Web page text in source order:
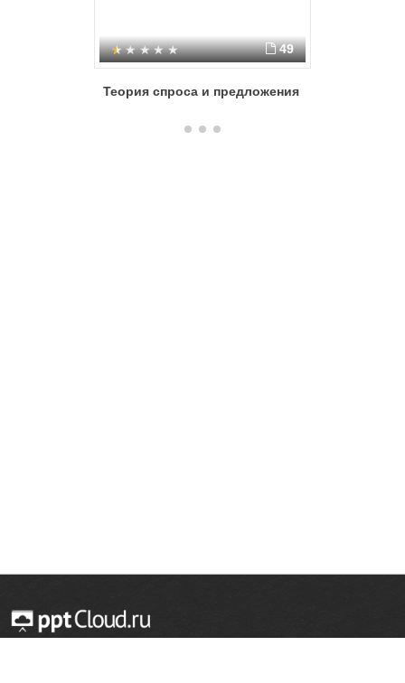
49
Теория спроса и предложения